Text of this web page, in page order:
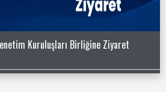
Kuruluşları Birliğine Ziyaret